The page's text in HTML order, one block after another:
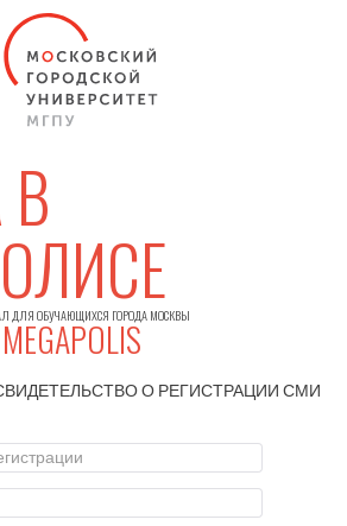
ДЛЯ ОБУЧАЮЩИХСЯ ГОРОДА МОСКВЫ
О РЕГИСТРАЦИИСМИ